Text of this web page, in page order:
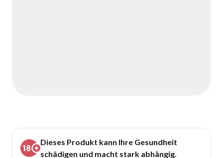
Dieses Produkt kann Ihre Gesundheit
schädigen und macht stark abhängig.